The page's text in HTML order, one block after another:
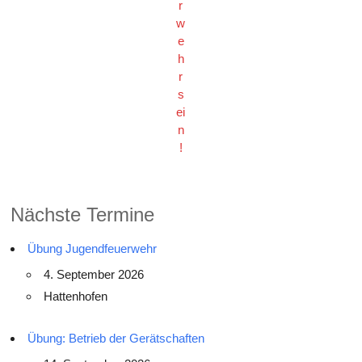
r
w
e
h
r
s
ei
n
!
Nächste Termine
Übung Jugendfeuerwehr
4. September 2026
Hattenhofen
Übung: Betrieb der Gerätschaften